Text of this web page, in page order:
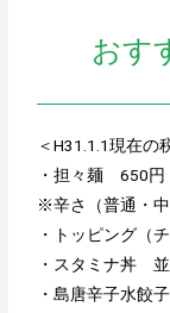
おす
＜H31.1.1現在の
・担々麺 650円
※辛さ（普通・中
・トッピング（
・スタミナ丼
・島唐辛子水餃